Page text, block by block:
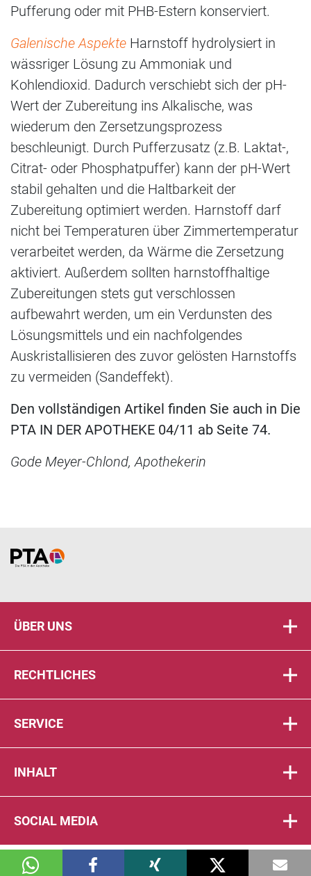
Pufferung oder mit PHB-Estern konserviert.
Galenische Aspekte Harnstoff hydrolysiert in
wässriger Lösung zu Ammoniak und
Kohlendioxid. Dadurch verschiebt sich der pH-
Wert der Zubereitung ins Alkalische, was
wiederum den Zersetzungsprozess
beschleunigt. Durch Pufferzusatz (z.B. Laktat-,
Citrat- oder Phosphatpuffer) kann der pH-Wert
stabil gehalten und die Haltbarkeit der
Zubereitung optimiert werden. Harnstoff darf
nicht bei Temperaturen über Zimmertemperatur
verarbeitet werden, da Wärme die Zersetzung
aktiviert. Außerdem sollten harnstoffhaltige
Zubereitungen stets gut verschlossen
aufbewahrt werden, um ein Verdunsten des
Lösungsmittels und ein nachfolgendes
Auskristallisieren des zuvor gelösten Harnstoffs
zu vermeiden (Sandeffekt).
Den vollständigen Artikel finden Sie auch in Die
PTA IN DER APOTHEKE 04/11 ab Seite 74.
Gode Meyer-Chlond, Apothekerin
Home
ÜBER UNS
RECHTLICHES
SERVICE
INHALT
SOCIAL MEDIA
© 2026 DIE PTA IN DER APOTHEKE